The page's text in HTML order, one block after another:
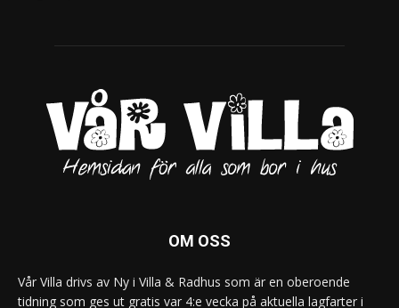
OM OSS
Vår Villa drivs av Ny i Villa & Radhus som är en oberoende
tidning som ges ut gratis var 4:e vecka på aktuella lagfarter i